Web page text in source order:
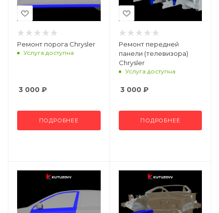
Ремонт порога Chrysler
Услуга доступна
3 000 ₽
ПОДРОБНЕЕ
Ремонт передней
панели (телевизора)
Chrysler
Услуга доступна
3 000₽
ПОДРОБНЕЕ